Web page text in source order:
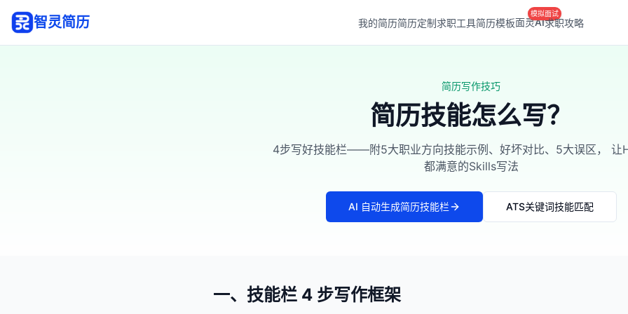
智灵简历 我的简历简历定制求职工具简历模板面灵AI
模拟面试
求职攻略
简历写作技巧
简历技能怎么写？
4步写好技能栏——附5大职业方向技能示例、好坏对比、5大误区， 让
都满意的Skills写法
AI 自动生成简历技能栏 ATS关键词技能匹配
一、技能栏 4 步写作框架